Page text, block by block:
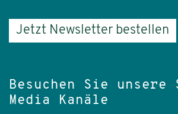
Jetzt Newsletter bestellen
Besuchen Sie unsere
Media Kanäle